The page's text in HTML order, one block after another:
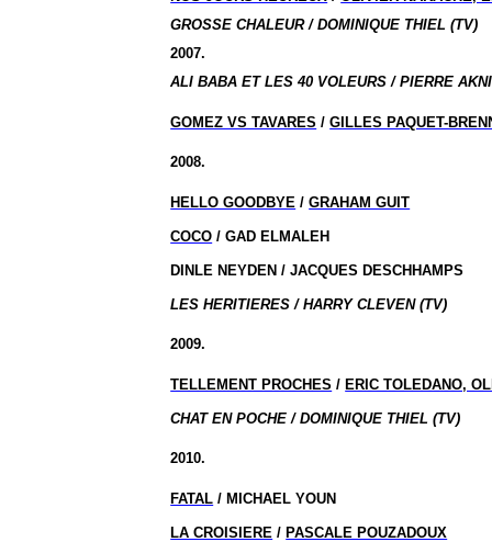
GROSSE CHALEUR / DOMINIQUE THIEL (TV)
2007.
ALI BABA ET LES 40 VOLEURS / PIERRE
GOMEZ VS TAVARES /GILLES PAQUET-
2008.
HELLO GOODBYE /GRAHAM GUIT
COCO / GAD ELMALEH
DINLE NEYDEN / JACQUES DESCHHAMPS
LES HERITIERES / HARRY CLEVEN (TV)
2009.
TELLEMENT PROCHES / ERIC TOLEDANO,
CHAT EN POCHE / DOMINIQUE THIEL (TV)
2010.
FATAL / MICHAEL YOUN
LA CROISIERE / PASCALE POUZADOUX